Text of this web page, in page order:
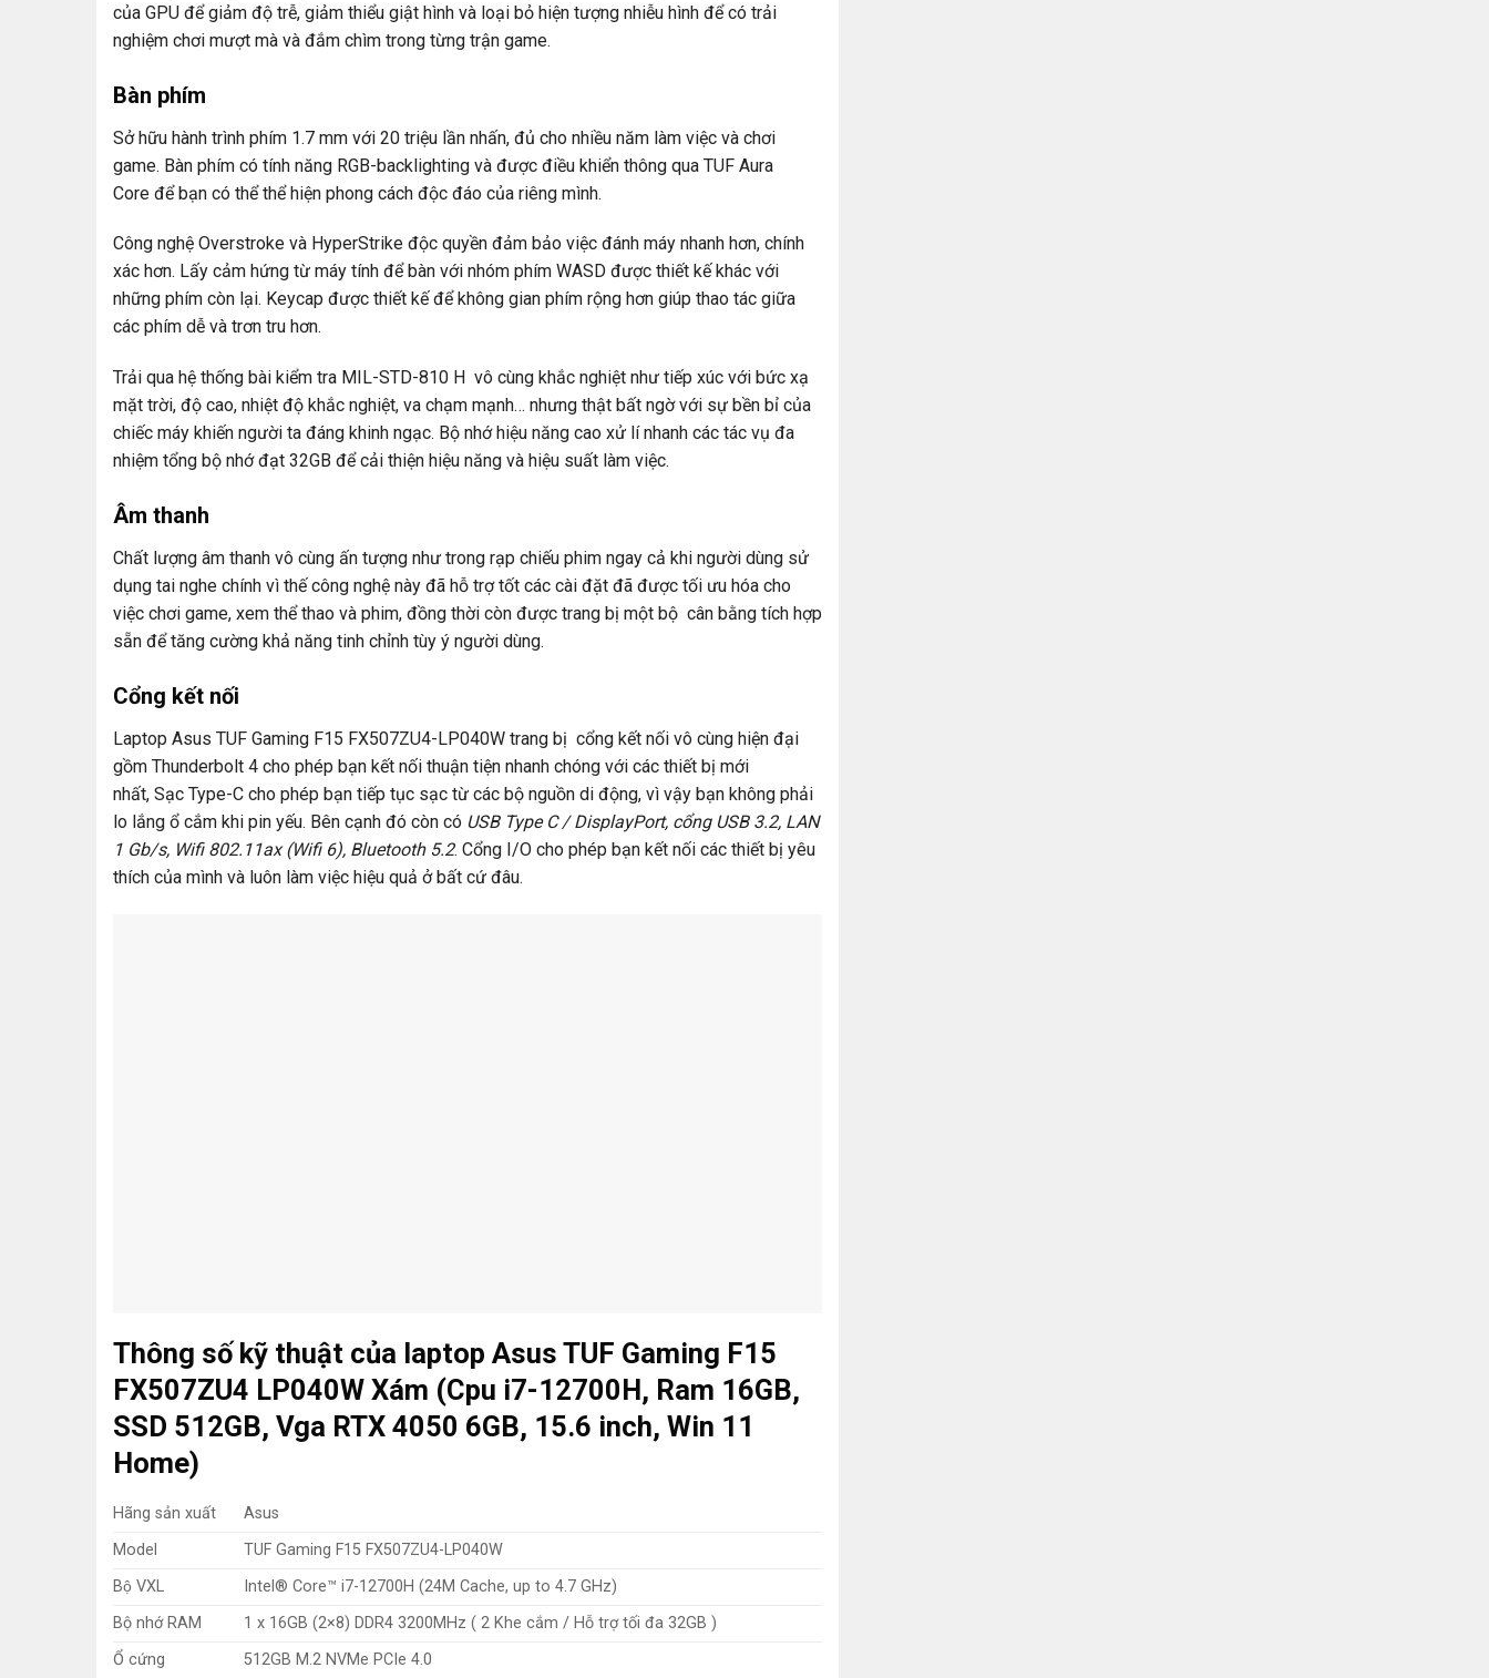
của GPU để giảm độ trễ, giảm thiểu giật hình và loại bỏ hiện tượng nhiễu hình để có trải
nghiệm chơi mượt mà và đắm chìm trong từng trận game.
Bàn phím
Sở hữu hành trình phím 1.7 mm với 20 triệu lần nhấn, đủ cho nhiều năm làm việc và chơi
game. Bàn phím có tính năng RGB-backlighting và được điều khiển thông qua TUF Aura
Core để bạn có thể thể hiện phong cách độc đáo của riêng mình.
Công nghệ Overstroke và HyperStrike độc ​​quyền đảm bảo việc đánh máy nhanh hơn, chính
xác hơn. Lấy cảm hứng từ máy tính để bàn với nhóm phím WASD được thiết kế khác với
những phím còn lại. Keycap được thiết kế để không gian phím rộng hơn giúp thao tác giữa
các phím dễ và trơn tru hơn.
Trải qua hệ thống bài kiểm tra MIL-STD-810 H vô cùng khắc nghiệt như tiếp xúc với bức xạ
mặt trời, độ cao, nhiệt độ khắc nghiệt, va chạm mạnh… nhưng thật bất ngờ với sự bền bỉ của
chiếc máy khiến người ta đáng khinh ngạc. Bộ nhớ hiệu năng cao xử lí nhanh các tác vụ đa
nhiệm tổng bộ nhớ đạt 32GB để cải thiện hiệu năng và hiệu suất làm việc.
Âm thanh
Chất lượng âm thanh vô cùng ấn tượng như trong rạp chiếu phim ngay cả khi người dùng sử
dụng tai nghe chính vì thế công nghệ này đã hỗ trợ tốt các cài đặt đã được tối ưu hóa cho
việc chơi game, xem thể thao và phim, đồng thời còn được trang bị một bộ cân bằng tích hợp
sẵn để tăng cường khả năng tinh chỉnh tùy ý người dùng.
Cổng kết nối
Laptop Asus TUF Gaming F15 FX507ZU4-LP040W trang bị cổng kết nối vô cùng hiện đại
gồm Thunderbolt 4 cho phép bạn kết nối thuận tiện nhanh chóng với các thiết bị mới
nhất, Sạc Type-C cho phép bạn tiếp tục sạc từ các bộ nguồn di động, vì vậy bạn không phải
lo lắng ổ cắm khi pin yếu. Bên cạnh đó còn có USB Type C / DisplayPort, cổng USB 3.2, LAN
1 Gb/s, Wifi 802.11ax (Wifi 6), Bluetooth 5.2. Cổng I/O cho phép bạn kết nối các thiết bị yêu
thích của mình và luôn làm việc hiệu quả ở bất cứ đâu.
Thông số kỹ thuật của laptop Asus TUF Gaming F15
FX507ZU4 LP040W Xám (Cpu i7-12700H, Ram 16GB,
SSD 512GB, Vga RTX 4050 6GB, 15.6 inch, Win 11
Home)
Hãng sản xuất
Asus
Model
TUF Gaming F15 FX507ZU4-LP040W
Bộ VXL
Intel® Core™ i7-12700H (24M Cache, up to 4.7 GHz)
Bộ nhớ RAM
1 x 16GB (2×8) DDR4 3200MHz ( 2 Khe cắm / Hỗ trợ tối đa 32GB )
Ổ cứng
512GB M.2 NVMe PCIe 4.0